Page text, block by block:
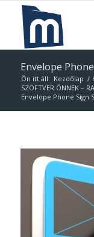
Envelope
Ön itt áll: Kezdőlap /
SZOFTVER ÖNNEK –
Envelope Phone Sign